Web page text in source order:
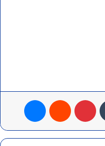
بينتيريست ماسنجر